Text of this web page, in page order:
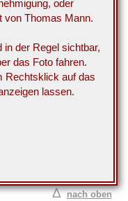
oder
von Thomas Mann.
in der Regel sichtbar,
das Foto fahren.
Rechtsklick auf das
lassen.
Δ nach oben